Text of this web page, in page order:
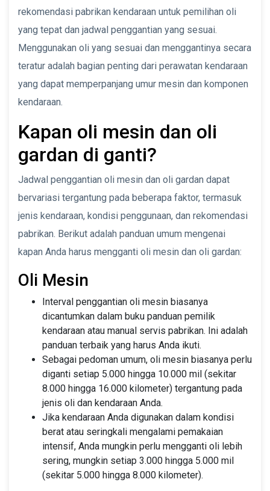
rekomendasi pabrikan kendaraan untuk pemilihan oli
yang tepat dan jadwal penggantian yang sesuai.
Menggunakan oli yang sesuai dan menggantinya secara
teratur adalah bagian penting dari perawatan kendaraan
yang dapat memperpanjang umur mesin dan komponen
kendaraan.
Kapan oli mesin dan oli
gardan di ganti?
Jadwal penggantian oli mesin dan oli gardan dapat
bervariasi tergantung pada beberapa faktor, termasuk
jenis kendaraan, kondisi penggunaan, dan rekomendasi
pabrikan. Berikut adalah panduan umum mengenai
kapan Anda harus mengganti oli mesin dan oli gardan:
Oli Mesin
Interval penggantian oli mesin biasanya
dicantumkan dalam buku panduan pemilik
kendaraan atau manual servis pabrikan. Ini adalah
panduan terbaik yang harus Anda ikuti.
Sebagai pedoman umum, oli mesin biasanya perlu
diganti setiap 5.000 hingga 10.000 mil (sekitar
8.000 hingga 16.000 kilometer) tergantung pada
jenis oli dan kendaraan Anda.
Jika kendaraan Anda digunakan dalam kondisi
berat atau seringkali mengalami pemakaian
intensif, Anda mungkin perlu mengganti oli lebih
sering, mungkin setiap 3.000 hingga 5.000 mil
(sekitar 5.000 hingga 8.000 kilometer).